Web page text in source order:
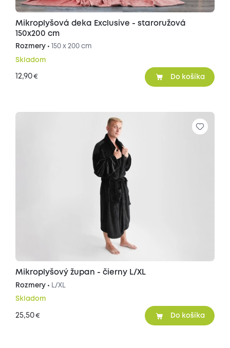
Mikroplyšová deka Exclusive - staroružová
150x200 cm
Rozmery • 150 x 200 cm
Skladom
12,90€ Do košíka
Mikroplyšový župan - čierny L/XL
Rozmery • L/XL
Skladom
25,50€ Do košíka